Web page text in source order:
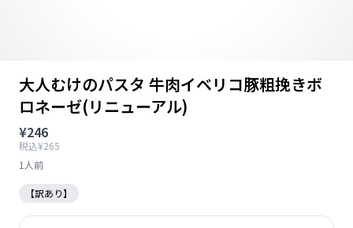
大人むけのパスタ 牛肉イベリコ豚粗挽きボ
ロネーゼ(リニューアル)
¥246
税込¥265
1人前
【訳あり】